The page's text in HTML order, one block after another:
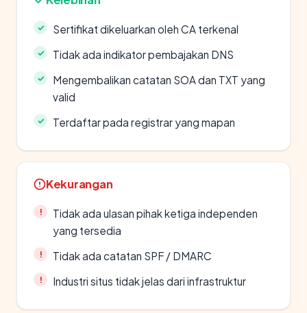
Sertifikat dikeluarkan oleh CA terkenal
Tidak ada indikator pembajakan DNS
Mengembalikan catatan SOA dan TXT yang
valid
Terdaftar pada registrar yang mapan
Kekurangan
Tidak ada ulasan pihak ketiga independen
yang tersedia
Tidak ada catatan SPF / DMARC
Industri situs tidak jelas dari infrastruktur